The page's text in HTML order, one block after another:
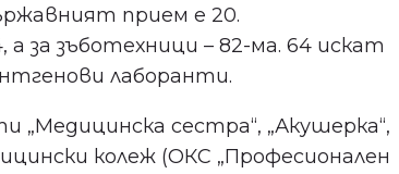
прием е 20.
за зъботехници – 82-ма. 64 искат
лаборанти.
сестра“, „Акушерка“,
колеж (ОКС „Професионален
за поверителност